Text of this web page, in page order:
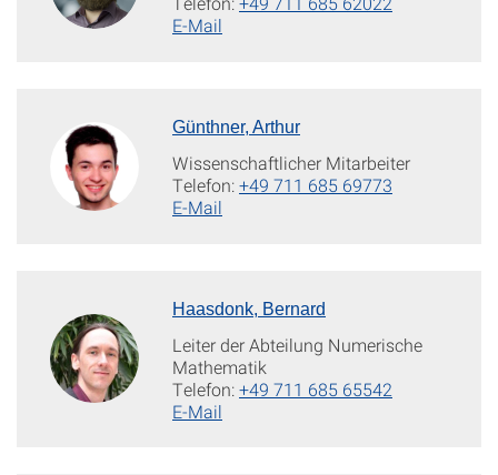
E-Mail
Günthner, Arthur
Wissenschaftlicher Mitarbeiter
Telefon:+49 711 685 69773
E-Mail
Haasdonk, Bernard
Leiter der Abteilung Numerische
Mathematik
Telefon:+49 711 685 65542
E-Mail